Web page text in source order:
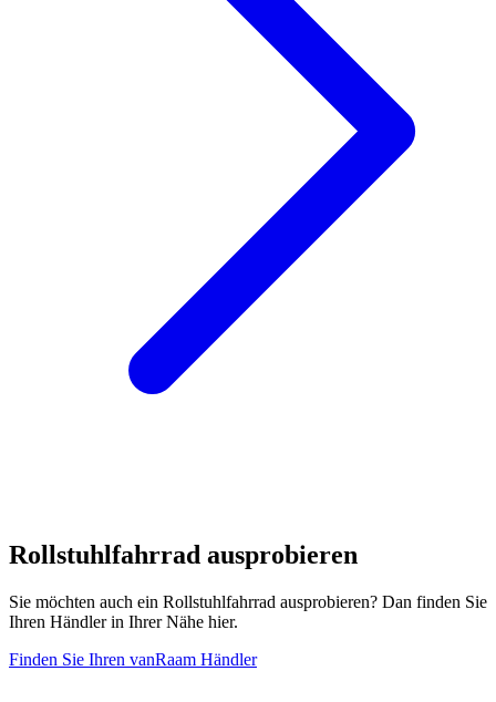
Rollstuhlfahrrad ausprobieren
Sie möchten auch ein Rollstuhlfahrrad ausprobieren? Dan finden Sie
Ihren Händler in Ihrer Nähe hier.
Finden Sie Ihren vanRaam Händler